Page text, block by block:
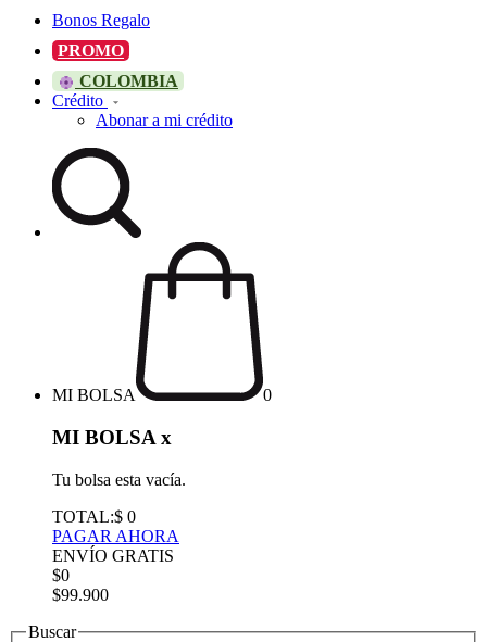
Bonos Regalo
PROMO
COLOMBIA
Crédito
Abonar a mi crédito
MI BOLSA 0
MI BOLSA x
Tu bolsa esta vacía.
TOTAL:$ 0
PAGAR AHORA
ENVÍO GRATIS
$0
$99.900
Buscar